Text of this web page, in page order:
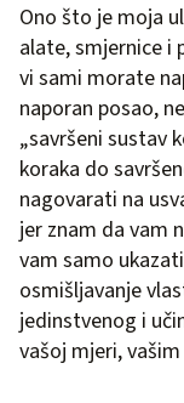
Ono što je moja
alate, smjernice i
vi sami morate
naporan posao,
„savršeni sustav
koraka do
nagovarati na
jer znam da vam
vam samo
osmišljavanje
jedinstvenog i
vašoj mjeri,